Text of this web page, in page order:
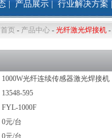
| 产品展示| 行业解决方案
首页- 产品中心- 光纤激光焊接机-
光纤连续传感器激光焊接机
595
1000F
元/台
元/台